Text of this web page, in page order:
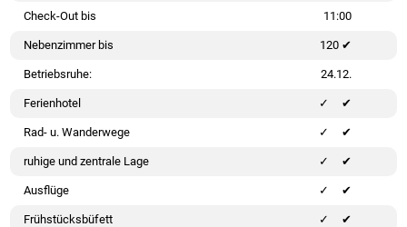
Check-Out bis 11:00
Nebenzimmer bis 120 ✔
Betriebsruhe: 24.12.
Ferienhotel ✔
Rad- u. Wanderwege ✔
ruhige und zentrale Lage ✔
Ausflüge ✔
Frühstücksbüfett ✔